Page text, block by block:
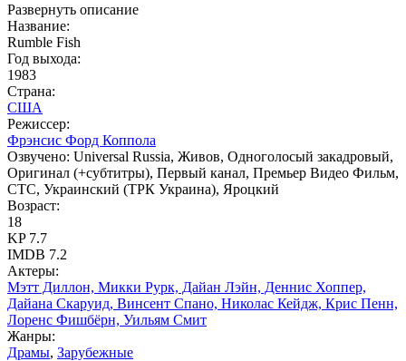
Развернуть описание
Название:
Rumble Fish
Год выхода:
1983
Страна:
США
Режиссер:
Фрэнсис Форд Коппола
Озвучено: Universal Russia, Живов, Одноголосый закадровый,
Оригинал (+субтитры), Первый канал, Премьер Видео Фильм,
СТС, Украинский (ТРК Украина), Яроцкий
Возраст:
18
KP7.7
IMDB 7.2
Актеры:
Мэтт Диллон, Микки Рурк, Дайан Лэйн, Деннис Хоппер,
Дайана Скаруид, Винсент Спано, Николас Кейдж, Крис Пенн,
Лоренс Фишбёрн, Уильям Смит
Жанры:
Драмы, Зарубежные